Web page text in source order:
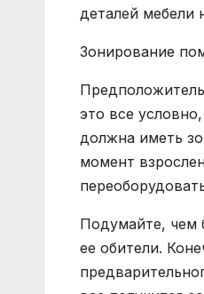
деталей мебели
Зонирование
это все
должна иметь
момент
Подумайте, чем
ее обители.